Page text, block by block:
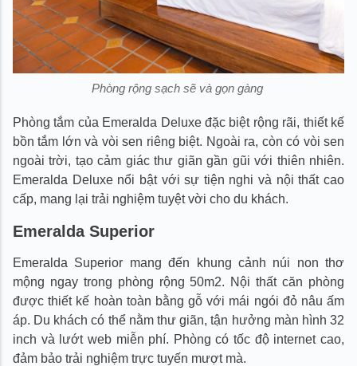
Phòng rộng sạch sẽ và gọn gàng
Phòng tắm của Emeralda Deluxe đặc biệt rộng rãi, thiết kế
bồn tắm lớn và vòi sen riêng biệt. Ngoài ra, còn có vòi sen
ngoài trời, tạo cảm giác thư giãn gần gũi với thiên nhiên.
Emeralda Deluxe nổi bật với sự tiện nghi và nội thất cao
cấp, mang lại trải nghiệm tuyệt vời cho du khách.
Emeralda Superior
Emeralda Superior mang đến khung cảnh núi non thơ
mộng ngay trong phòng rộng 50m2. Nội thất căn phòng
được thiết kế hoàn toàn bằng gỗ với mái ngói đỏ nâu ấm
áp. Du khách có thể nằm thư giãn, tận hưởng màn hình 32
inch và lướt web miễn phí. Phòng có tốc độ internet cao,
đảm bảo trải nghiệm trực tuyến mượt mà.